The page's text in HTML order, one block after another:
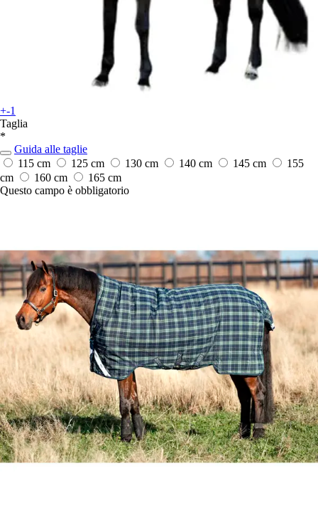
+-1
Taglia
*
Guida alle taglie
115 cm
125 cm 130 cm 140 cm 145 cm
155
cm
160 cm
165 cm
Questo campo è obbligatorio